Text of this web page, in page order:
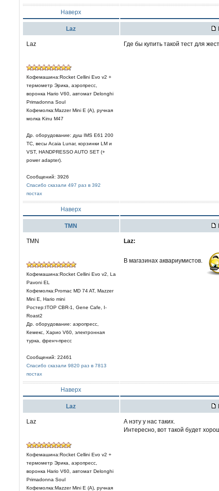
Наверх
Laz
Laz
Кофемашина:Rocket Cellini Evo v2 +
термометр Эрика, аэропресс,
воронка Hario V60, автомат Delonghi
Primadonna Soul
Кофемолка:Mazzer Mini E (A), ручная
молка Kinu M47
Др. оборудование: душ IMS E61 200
TC, весы Acaia Lunar, корзинки LM и
VST, HANDPRESSO AUTO SET (+
power adapter).
Сообщений: 3926
Спасибо сказали 497 раз в 392
постах
Где бы купить такой тест для
Наверх
TMN
TMN
Кофемашина:Rocket Cellini Evo v2, La
Pavoni EL
Кофемолка:Promac MD 74 AT, Mazzer
Mini E, Hario mini
Ростер:ITOP CBR-1, Gene Cafe, I-
Roast2
Др. оборудование: аэропресс,
Кемекс, Харио V60, электронная
турка, френч-пресс
Сообщений: 22461
Спасибо сказали 9820 раз в 7813
постах
Laz:
В магазинах аквариумистов.
Наверх
Laz
Laz
Кофемашина:Rocket Cellini Evo v2 +
термометр Эрика, аэропресс,
воронка Hario V60, автомат Delonghi
Primadonna Soul
Кофемолка:Mazzer Mini E (A), ручная
А нэту у нас таких.
Интересно, вот такой будет